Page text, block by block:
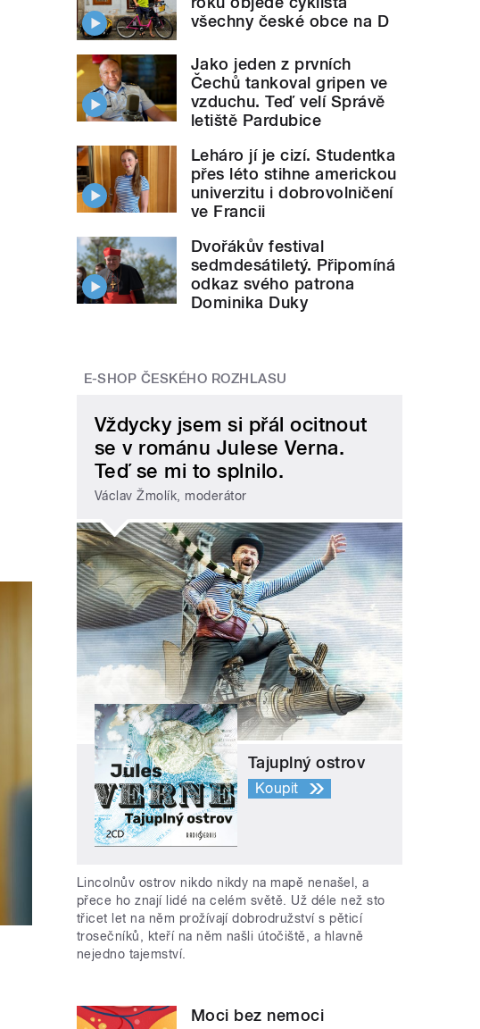
všechny české obce na D
Jako jeden z prvních
Čechů tankoval gripen ve
vzduchu. Teď velí Správě
letiště Pardubice
Leháro jí je cizí. Studentka
přes léto stihne americkou
univerzitu i dobrovolničení
ve Francii
Dvořákův festival
sedmdesátiletý. Připomíná
odkaz svého patrona
Dominika Duky
E-SHOP ČESKÉHO ROZHLASU
Vždycky jsem si přál ocitnout
se v románu Julese Verna.
Teď se mi to splnilo.
Václav Žmolík, moderátor
Tajuplný ostrov
Koupit
Lincolnův ostrov nikdo nikdy na mapě nenašel, a
přece ho znají lidé na celém světě. Už déle než sto
třicet let na něm prožívají dobrodružství s pěticí
trosečníků, kteří na něm našli útočiště, a hlavně
nejedno tajemství.
Moci bez nemoci